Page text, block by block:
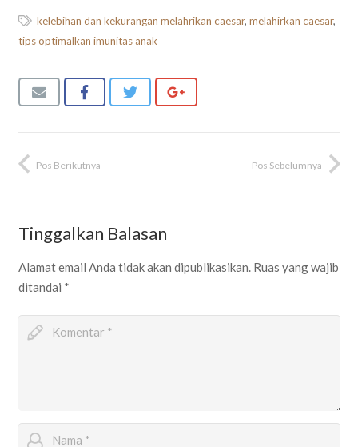
kelebihan dan kekurangan melahrikan caesar, melahirkan caesar,
tips optimalkan imunitas anak
Pos Sebelumnya
Pos Berikutnya
Tinggalkan Balasan
Alamat email Anda tidak akan dipublikasikan. Ruas yang wajib
ditandai *